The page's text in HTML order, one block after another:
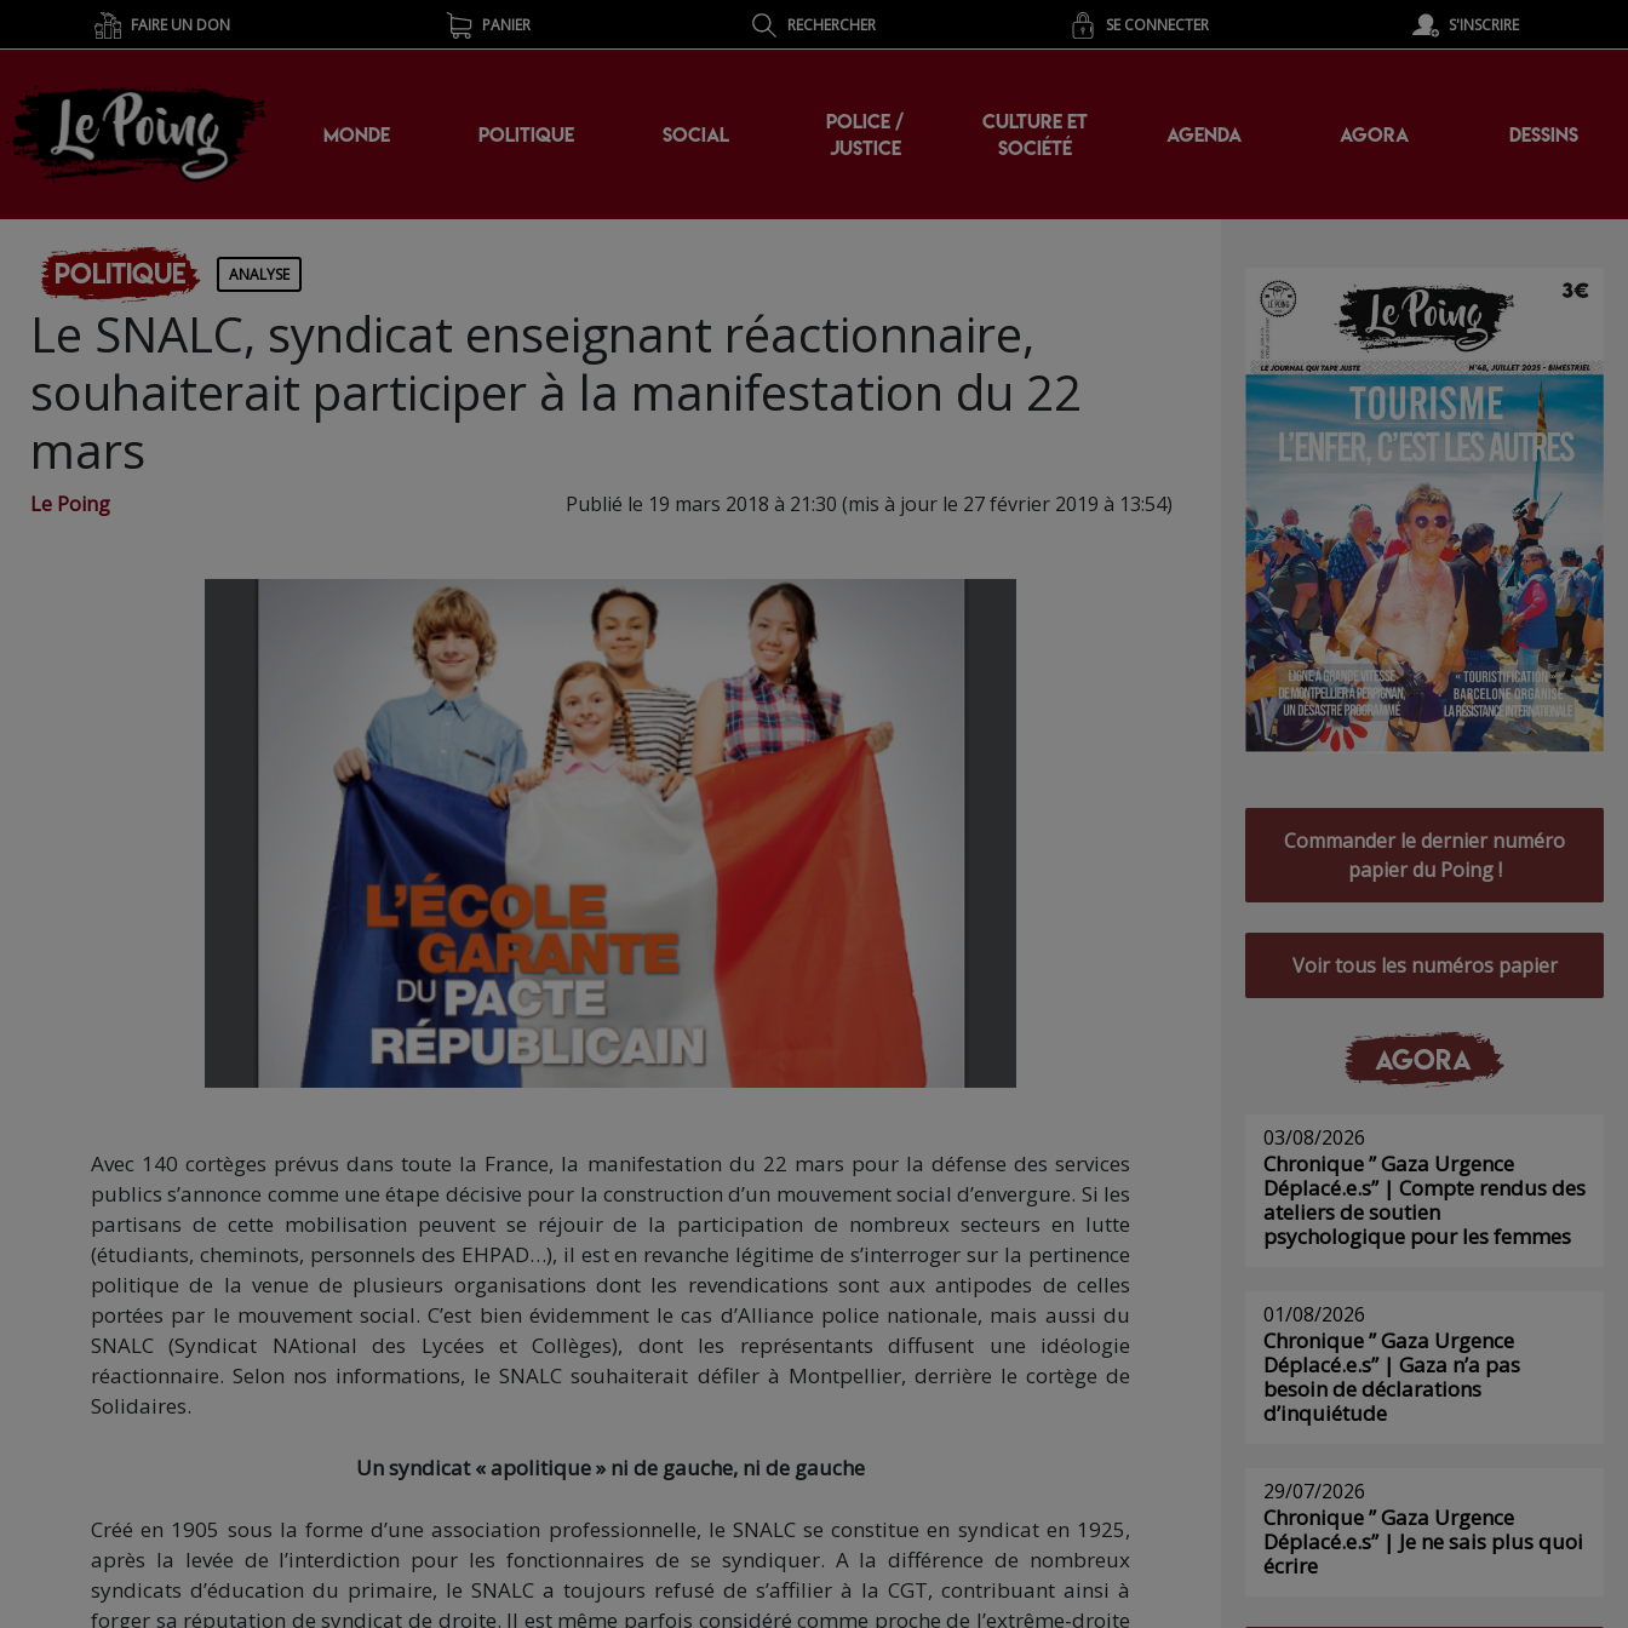
FAIRE UN DON PANIER RECHERCHER SE CONNECTER S'INSCRIRE
MONDE POLITIQUE SOCIAL
POLICE /
JUSTICE
CULTURE ET
SOCIÉTÉ
AGENDA AGORA DESSINS
Politique ANALYSE
Le SNALC, syndicat enseignant réactionnaire,
souhaiterait participer à la manifestation du 22
mars
Le Poing Publié le 19 mars 2018 à 21:30 (mis à jour le 27 février 2019 à 13:54)
Avec 140 cortèges prévus dans toute la France, la manifestation du 22 mars pour la défense des services
publics s’annonce comme une étape décisive pour la construction d’un mouvement social d’envergure. Si les
partisans de cette mobilisation peuvent se réjouir de la participation de nombreux secteurs en lutte
(étudiants, cheminots, personnels des EHPAD…), il est en revanche légitime de s’interroger sur la pertinence
politique de la venue de plusieurs organisations dont les revendications sont aux antipodes de celles
portées par le mouvement social. C’est bien évidemment le cas d’Alliance police nationale, mais aussi du
SNALC (Syndicat NAtional des Lycées et Collèges), dont les représentants diffusent une idéologie
réactionnaire. Selon nos informations, le SNALC souhaiterait défiler à Montpellier, derrière le cortège de
Solidaires.
Un syndicat « apolitique » ni de gauche, ni de gauche
Créé en 1905 sous la forme d’une association professionnelle, le SNALC se constitue en syndicat en 1925,
après la levée de l’interdiction pour les fonctionnaires de se syndiquer. A la différence de nombreux
syndicats d’éducation du primaire, le SNALC a toujours refusé de s’affilier à la CGT, contribuant ainsi à
forger sa réputation de syndicat de droite. Il est même parfois considéré comme proche de l’extrême-droite
Commander le dernier numéro
papier du Poing !
Voir tous les numéros papier
AGORA
03/08/2026
Chronique ” Gaza Urgence
Déplacé.e.s” | Compte rendus des
ateliers de soutien
psychologique pour les femmes
01/08/2026
Chronique ” Gaza Urgence
Déplacé.e.s” | Gaza n’a pas
besoin de déclarations
d’inquiétude
29/07/2026
Chronique ” Gaza Urgence
Déplacé.e.s” | Je ne sais plus quoi
écrire